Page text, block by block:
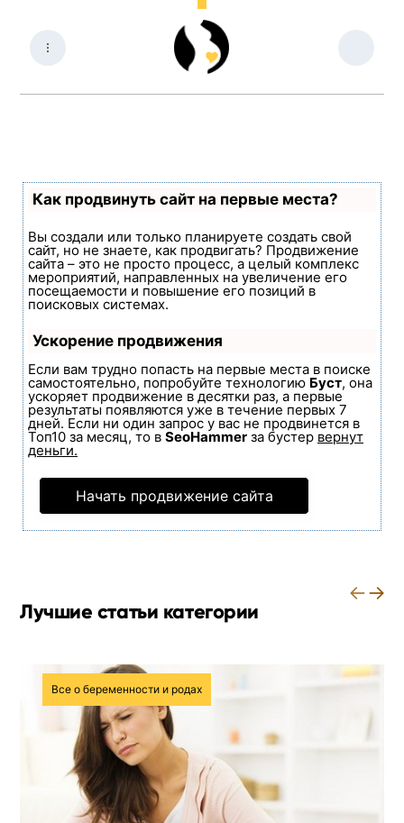
Как продвинуть сайт на первые места?
Вы создали или только планируете создать свой
сайт, но не знаете, как продвигать? Продвижение
сайта – это не просто процесс, а целый комплекс
мероприятий, направленных на увеличение его
посещаемости и повышение его позиций в
поисковых системах.
Ускорение продвижения
Если вам трудно попасть на первые места в поиске
самостоятельно, попробуйте технологию Буст, она
ускоряет продвижение в десятки раз, а первые
результаты появляются уже в течение первых 7
дней. Если ни один запрос у вас не продвинется в
Топ10 за месяц, то в SeoHammer за бустер вернут
деньги.
Начать продвижение сайта
Лучшие статьи категории
Все о беременности и родах
←→